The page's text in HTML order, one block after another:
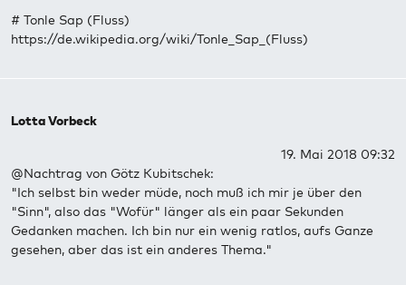
# Tonle Sap (Fluss)
https://de.wikipedia.org/wiki/Tonle_Sap_(Fluss)
Lotta Vorbeck
19. Mai 2018 09:32
@Nachtrag von Götz Kubitschek:
"Ich selbst bin weder müde, noch muß ich mir je über den
"Sinn", also das "Wofür" länger als ein paar Sekunden
Gedanken machen. Ich bin nur ein wenig ratlos, aufs Ganze
gesehen, aber das ist ein anderes Thema."